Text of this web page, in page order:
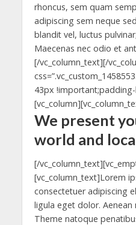
rhoncus, sem quam
adipiscing sem neque
blandit vel, luctus
Maecenas nec odio et
[/vc_column_text][/
43px
We present
world and
[/
[vc_column_text]Lorem
consectetuer adipiscing
ligula eget dolor. Aenean
Theme natoque